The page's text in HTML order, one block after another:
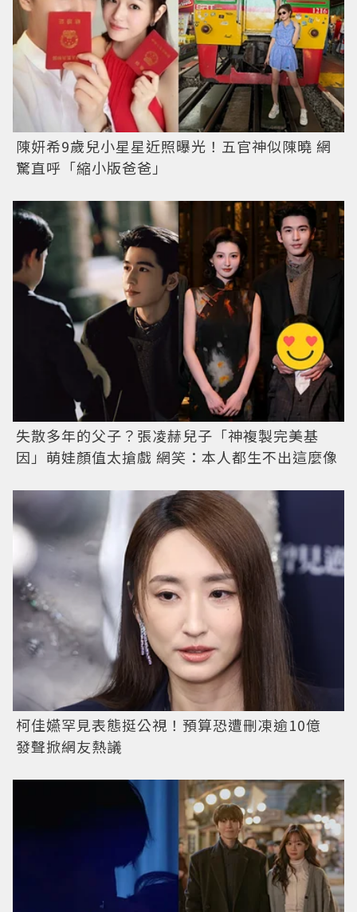
陳妍希9歲兒小星星近照曝光！五官神似陳曉 網
驚直呼「縮小版爸爸」
失散多年的父子？張凌赫兒子「神複製完美基
因」萌娃顏值太搶戲 網笑：本人都生不出這麼像
柯佳嬿罕見表態挺公視！預算恐遭刪凍逾10億
發聲掀網友熱議